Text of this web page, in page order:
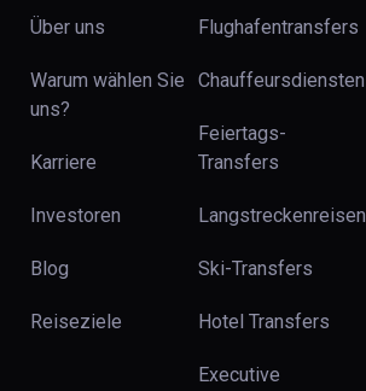
Über uns
Warum wählen Sie
uns?
Karriere
Investoren
Blog
Reiseziele
Flughafentransfers
Chauffeursdiensten
Feiertags-
Transfers
Langstreckenreisen
Ski-Transfers
Hotel Transfers
Executive